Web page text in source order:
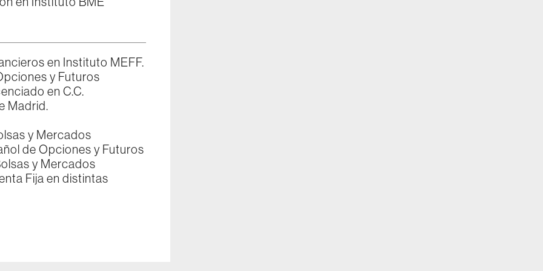
en Instituto MEFF.
y Futuros
en C.C.
Madrid.
y Mercados
de Opciones y Futuros
y Mercados
Fija en distintas